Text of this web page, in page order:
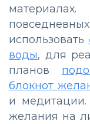
использовать
воды, для
планов
блокнот
и
желания на